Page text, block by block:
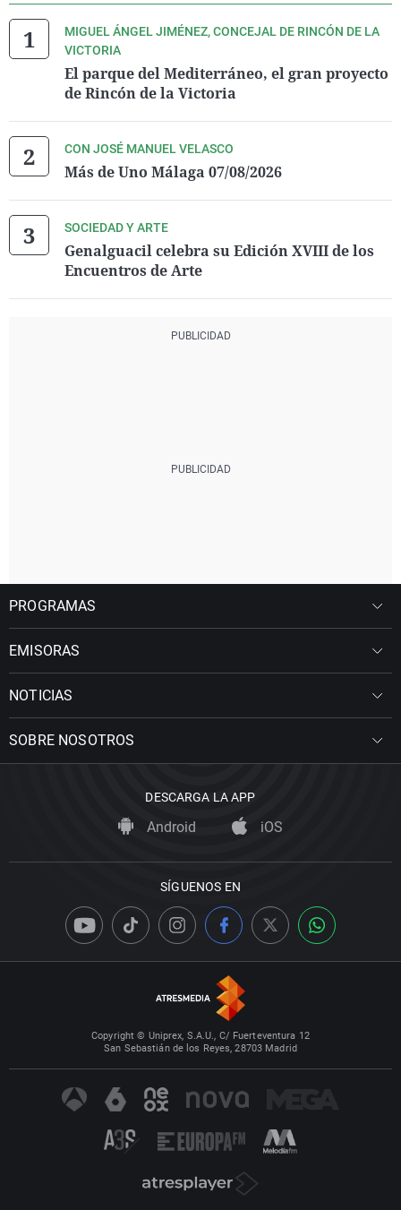
MIGUEL ÁNGEL JIMÉNEZ, CONCEJAL DE RINCÓN DE LA
VICTORIA
El parque del Mediterráneo, el gran proyecto
de Rincón de la Victoria
CON JOSÉ MANUEL VELASCO
Más de Uno Málaga 07/08/2026
SOCIEDAD Y ARTE
Genalguacil celebra su Edición XVIII de los
Encuentros de Arte
PROGRAMAS
EMISORAS
NOTICIAS
SOBRE NOSOTROS
DESCARGA LA APP
Android iOS
SÍGUENOS EN
Copyright © Uniprex, S.A.U., C/ Fuerteventura 12
San Sebastián de los Reyes, 28703 Madrid